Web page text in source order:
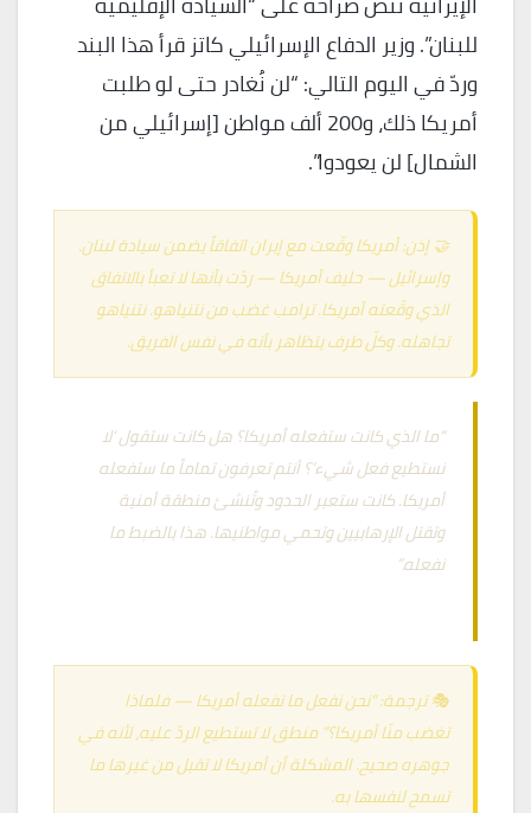
للبنان”. وزير الدفاع الإسرائيلي كاتز قرأ هذا البند
وردّ في اليوم التالي: “لن نُغادر حتى لو طلبت
أمريكا ذلك، و200 ألف مواطن [إسرائيلي من
الشمال] لن يعودوا”.
🤝 إذن: أمريكا وقّعت مع إيران اتفاقاً يضمن سيادة لبنان.
وإسرائيل — حليف أمريكا — ردّت بأنها لا تعبأ بالاتفاق
الذي وقّعته أمريكا. ترامب غضب من نتنياهو. نتنياهو
تجاهله. وكلّ طرف يتظاهر بأنه في نفس الفريق.
“ما الذي كانت ستفعله أمريكا؟ هل كانت ستقول ‘لا
نستطيع فعل شيء’؟ أنتم تعرفون تماماً ما ستفعله
أمريكا. كانت ستعبر الحدود وتُنشئ منطقة أمنية
وتقتل الإرهابيين وتحمي مواطنيها. هذا بالضبط ما
نفعله.”
🎭 ترجمة: “نحن نفعل ما تفعله أمريكا — فلماذا
تغضب منّا أمريكا؟” منطق لا تستطيع الردّ عليه، لأنه في
جوهره صحيح. المشكلة أن أمريكا لا تقبل من غيرها ما
تسمح لنفسها به.